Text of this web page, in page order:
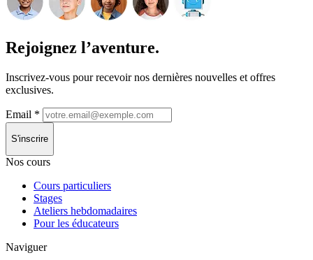
Rejoignez l’aventure.
Inscrivez-vous pour recevoir nos dernières nouvelles et offres
exclusives.
Email *
S'inscrire
Nos cours
Cours particuliers
Stages
Ateliers hebdomadaires
Pour les éducateurs
Naviguer